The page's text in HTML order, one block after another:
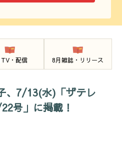
TV・配信 8月雑誌・リリース
、7/13(水)「ザテレ
号」に掲載！